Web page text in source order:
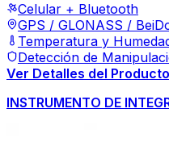
Celular + Bluetooth
GPS / GLONASS /
Temperatura y
Detección de
Ver Detalles del Producto
INSTRUMENTO DE